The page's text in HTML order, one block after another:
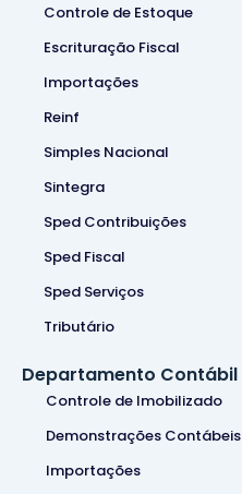
Controle de Estoque
Escrituração Fiscal
Importações
Reinf
Simples Nacional
Sintegra
Sped Contribuições
Sped Fiscal
Sped Serviços
Tributário
Departamento Contábil
Controle de Imobilizado
Demonstrações Contábeis
Importações